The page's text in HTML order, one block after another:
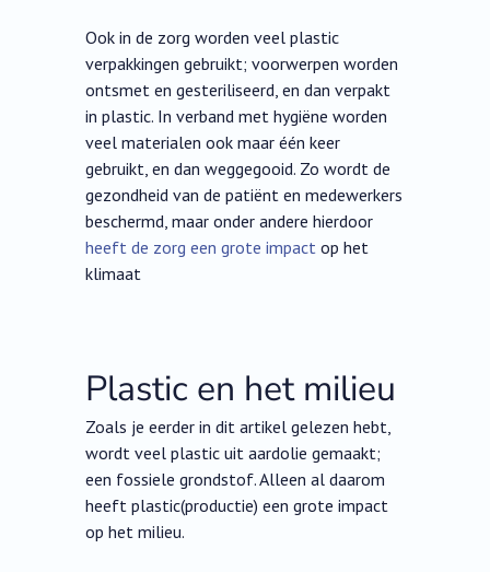
Ook in de zorg worden veel plastic
verpakkingen gebruikt; voorwerpen worden
ontsmet en gesteriliseerd, en dan verpakt
in plastic. In verband met hygiëne worden
veel materialen ook maar één keer
gebruikt, en dan weggegooid. Zo wordt de
gezondheid van de patiënt en medewerkers
beschermd, maar onder andere hierdoor
heeft de zorg een grote impactop het
klimaat
Plastic en het milieu
Zoals je eerder in dit artikel gelezen hebt,
wordt veel plastic uit aardolie gemaakt;
een fossiele grondstof. Alleen al daarom
heeft plastic(productie) een grote impact
op het milieu.